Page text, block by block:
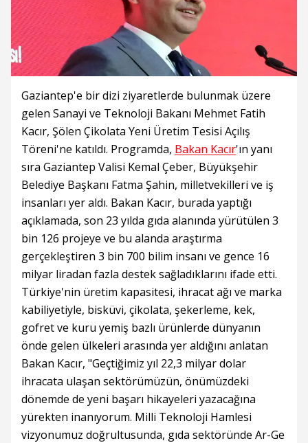
Gaziantep'e bir dizi ziyaretlerde bulunmak üzere
gelen Sanayi ve Teknoloji Bakanı Mehmet Fatih
Kacır, Şölen Çikolata Yeni Üretim Tesisi Açılış
Töreni'ne katıldı. Programda, Bakan Kacır'ın yanı
sıra Gaziantep Valisi Kemal Çeber, Büyükşehir
Belediye Başkanı Fatma Şahin, milletvekilleri ve iş
insanları yer aldı. Bakan Kacır, burada yaptığı
açıklamada, son 23 yılda gıda alanında yürütülen 3
bin 126 projeye ve bu alanda araştırma
gerçekleştiren 3 bin 700 bilim insanı ve gence 16
milyar liradan fazla destek sağladıklarını ifade etti.
Türkiye'nin üretim kapasitesi, ihracat ağı ve marka
kabiliyetiyle, bisküvi, çikolata, şekerleme, kek,
gofret ve kuru yemiş bazlı ürünlerde dünyanın
önde gelen ülkeleri arasında yer aldığını anlatan
Bakan Kacır, "Geçtiğimiz yıl 22,3 milyar dolar
ihracata ulaşan sektörümüzün, önümüzdeki
dönemde de yeni başarı hikayeleri yazacağına
yürekten inanıyorum. Milli Teknoloji Hamlesi
vizyonumuz doğrultusunda, gıda sektöründe Ar-Ge